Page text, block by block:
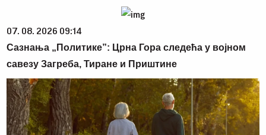
07. 08. 2026 09:14
Сазнања „Политике”: Црна Гора следећа у војном
савезу Загреба, Тиране и Приштине